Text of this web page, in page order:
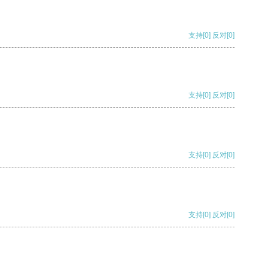
支持[0] 反对[0]
支持[0] 反对[0]
支持[0] 反对[0]
支持[0] 反对[0]